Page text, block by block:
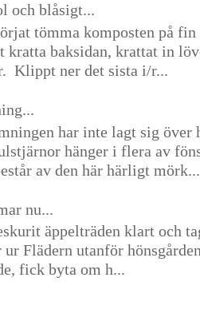
och blåsigt...
tömma komposten på
kratta baksidan, krattat in
Klippt ner det sista i/r...
har inte lagt sig över
hänger i flera av
av den här härligt mörk...
nu...
äppelträden klart och
ur Flädern utanför
fick byta om h...